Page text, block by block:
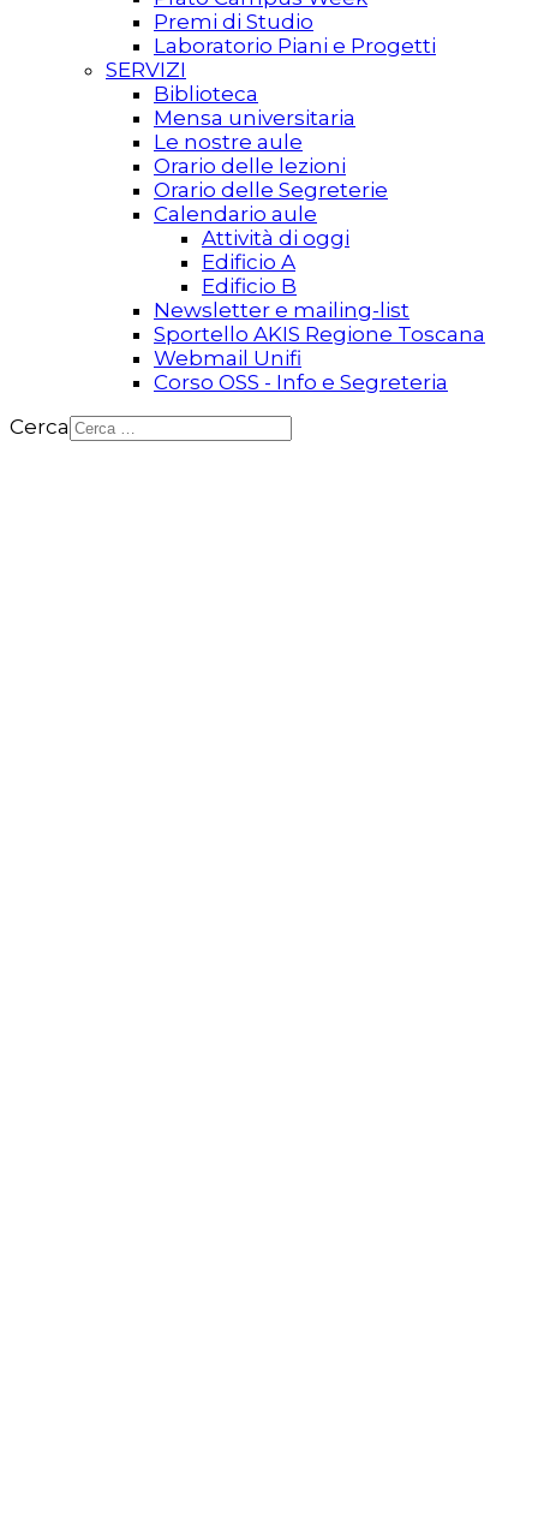
Premi di Studio
Laboratorio Piani e Progetti
SERVIZI
Biblioteca
Mensa universitaria
Le nostre aule
Orario delle lezioni
Orario delle Segreterie
Calendario aule
Attività di oggi
Edificio A
Edificio B
Newsletter e mailing-list
Sportello AKIS Regione Toscana
Webmail Unifi
Corso OSS - Info e Segreteria
Cerca